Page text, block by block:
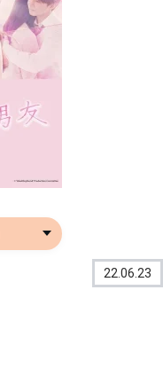
22.06.23